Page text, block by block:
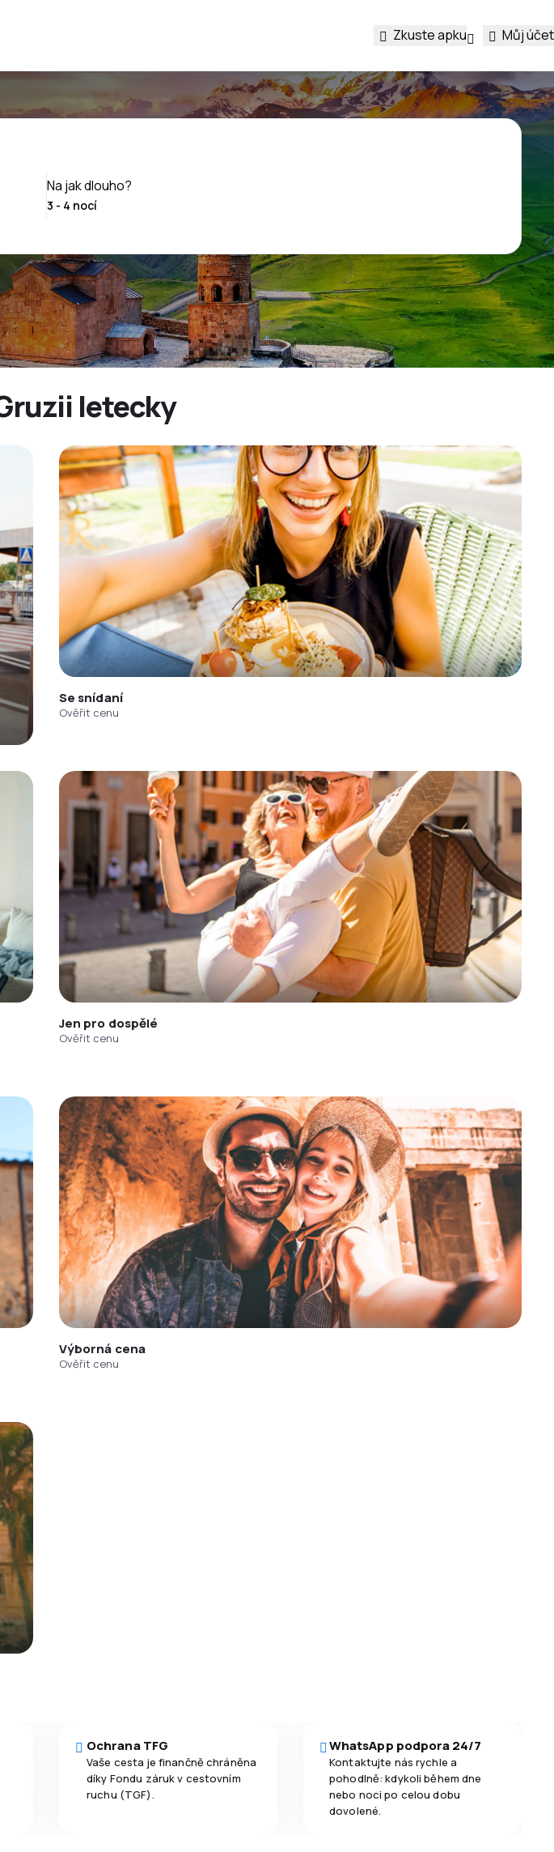
Zkuste apku Můj účet
Na jak dlouho?
letecky
Se snídaní
Ověřit cenu
Jen pro dospělé
Ověřit cenu
Výborná cena
Ověřit cenu
Ochrana TFG
Vaše cesta je finančně chráněna
díky Fondu záruk v cestovním
ruchu (TGF).
WhatsApp podpora 24/7
Kontaktujte nás rychle a
pohodlně: kdykoli během dne
nebo noci po celou dobu
dovolené.